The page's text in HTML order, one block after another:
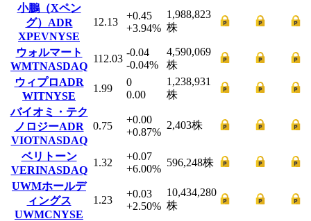
小鵬（Xペン
グ）ADR
XPEVNYSE
12.13
+0.45
+3.94%
1,988,823
株
ウォルマート
WMTNASDAQ
112.03
-0.04
-0.04%
4,590,069
株
ウィプロADR
WITNYSE
1.99
0
0.00
1,238,931
株
バイオミ・テク
ノロジーADR
VIOTNASDAQ
0.75
+0.00
+0.87%
2,403株
ベリトーン
VERINASDAQ
1.32
+0.07
+6.00%
596,248株
UWMホールデ
ィングス
UWMCNYSE
1.23
+0.03
+2.50%
10,434,280
株